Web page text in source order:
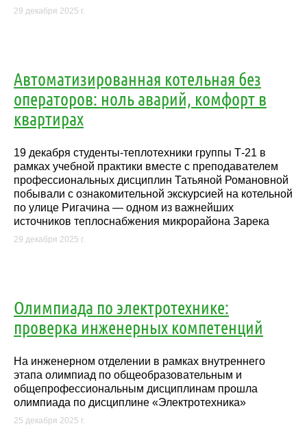
29 декабря 2025 г.
Автоматизированная котельная без
операторов: ноль аварий, комфорт в
квартирах
19 декабря студенты-теплотехники группы Т-21 в
рамках учебной практики вместе с преподавателем
профессиональных дисциплин Татьяной Романовной
побывали с ознакомительной экскурсией на котельной
по улице Ригачина — одном из важнейших
источников теплоснабжения микрорайона Зарека
29 декабря 2025 г.
Олимпиада по электротехнике:
проверка инженерных компетенций
На инженерном отделении в рамках внутреннего
этапа олимпиад по общеобразовательным и
общепрофессиональным дисциплинам прошла
олимпиада по дисциплине «Электротехника»
25 декабря 2025 г.